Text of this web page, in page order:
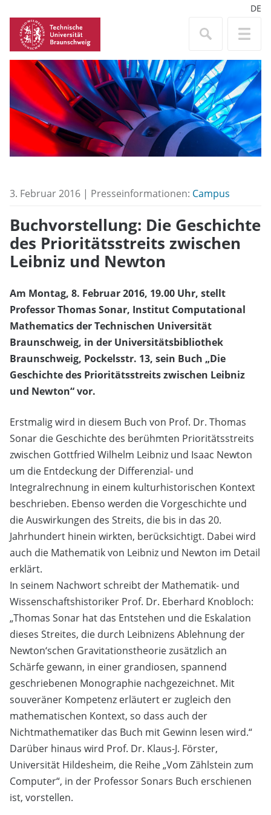
DE
3. Februar 2016 | Presseinformationen: Campus
Buchvorstellung: Die Geschichte
des Prioritätsstreits zwischen
Leibniz und Newton
Am Montag, 8. Februar 2016, 19.00 Uhr, stellt
Professor Thomas Sonar, Institut Computational
Mathematics der Technischen Universität
Braunschweig, in der Universitätsbibliothek
Braunschweig, Pockelsstr. 13, sein Buch „Die
Geschichte des Prioritätsstreits zwischen Leibniz
und Newton“ vor.
Erstmalig wird in diesem Buch von Prof. Dr. Thomas
Sonar die Geschichte des berühmten Prioritätsstreits
zwischen Gottfried Wilhelm Leibniz und Isaac Newton
um die Entdeckung der Differenzial- und
Integralrechnung in einem kulturhistorischen Kontext
beschrieben. Ebenso werden die Vorgeschichte und
die Auswirkungen des Streits, die bis in das 20.
Jahrhundert hinein wirkten, berücksichtigt. Dabei wird
auch die Mathematik von Leibniz und Newton im Detail
erklärt.
In seinem Nachwort schreibt der Mathematik- und
Wissenschaftshistoriker Prof. Dr. Eberhard Knobloch:
„Thomas Sonar hat das Entstehen und die Eskalation
dieses Streites, die durch Leibnizens Ablehnung der
Newton‘schen Gravitationstheorie zusätzlich an
Schärfe gewann, in einer grandiosen, spannend
geschriebenen Monographie nachgezeichnet. Mit
souveräner Kompetenz erläutert er zugleich den
mathematischen Kontext, so dass auch der
Nichtmathematiker das Buch mit Gewinn lesen wird.“
Darüber hinaus wird Prof. Dr. Klaus-J. Förster,
Universität Hildesheim, die Reihe „Vom Zählstein zum
Computer“, in der Professor Sonars Buch erschienen
ist, vorstellen.